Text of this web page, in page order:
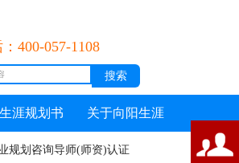
400-057-1108
涯规划书 关于向阳生涯
规划咨询导师(师资)认证